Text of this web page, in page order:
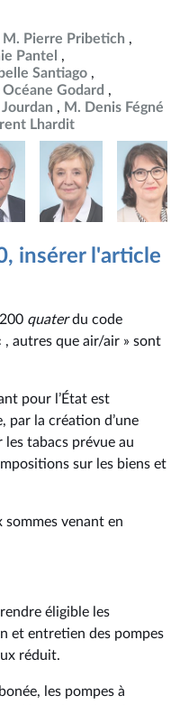
M. Pierre Pribetich
Pantel
Santiago
Océane Godard
M. Denis Fégné
Lhardit
insérer l'article
quaterdu code
, autres que air/air » sont
pour l’État est
par la création d’une
les tabacs prévue au
sur les biens et
sommes venant en
éligible les
et entretien des pompes
réduit.
les pompes à